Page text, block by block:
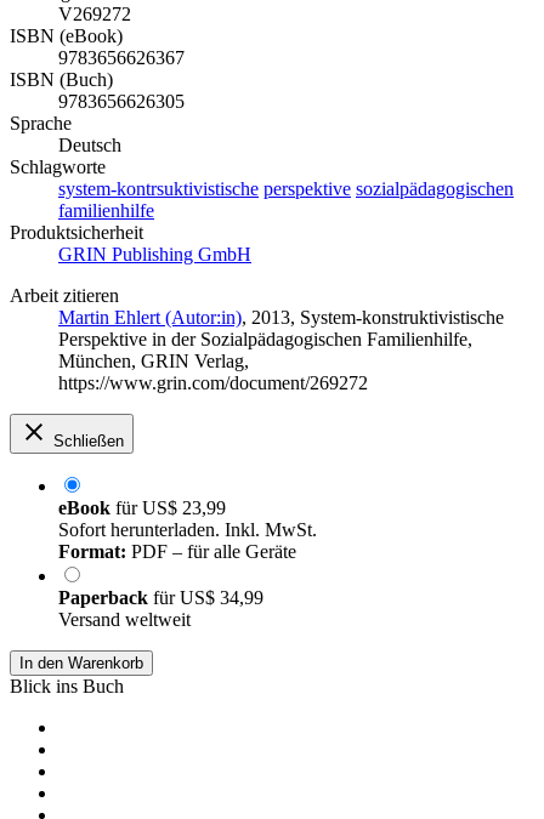
V269272
ISBN (eBook)
9783656626367
ISBN (Buch)
9783656626305
Sprache
Deutsch
Schlagworte
system-kontrsuktivistische perspektive sozialpädagogischen
familienhilfe
Produktsicherheit
GRIN Publishing GmbH
Arbeit zitieren
Martin Ehlert (Autor:in), 2013, System-konstruktivistische
Perspektive in der Sozialpädagogischen Familienhilfe,
München, GRIN Verlag,
https://www.grin.com/document/269272
Schließen
eBook fürUS$ 23,99
Sofort herunterladen. Inkl. MwSt.
Format: PDF – für alle Geräte
Paperback fürUS$ 34,99
Versand weltweit
In den Warenkorb
Blick ins Buch